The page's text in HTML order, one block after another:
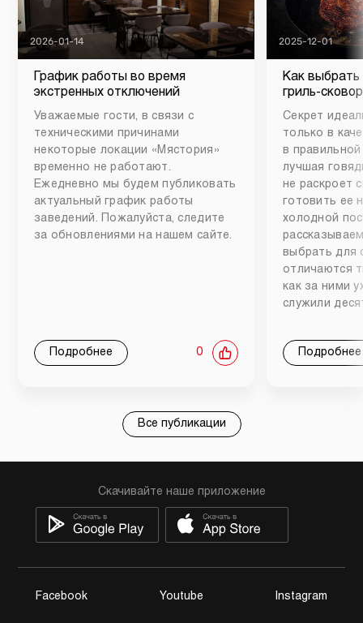
2026-01-14
График работы во время
экстренных отключений
Уважаемые гости, в связи с
техническими причинами
некоторые локации «Мястория»
временно не работают.
Ежедневно мы будем публиковать
актуальный график работы
заведений. Пожалуйста, следите
за обновлениями на нашем сайте.
Подробнее 0
2025-12-01
Как выбрать
гриль-
Секрет
только в
в
лучшая
не раскроет
готовить ее
холодной
выбрать для
отличаются
как за ними
служили
Подробнее
Все публикации
Скачивайте наше приложение
Facebook Youtube Instagram